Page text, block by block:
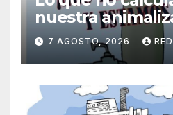
nuestra
Laidi Fernández
7 AGOSTO, 2026